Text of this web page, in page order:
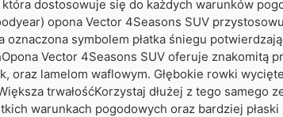
dostosowuje się do każdych warunków
opona Vector 4Seasons SUV
symbolem płatka śniegu
Vector 4Seasons SUV oferuje znakomitą
lamelom waflowym. Głębokie rowki
trwałośćKorzystaj dłużej z tego samego
warunkach pogodowych oraz bardziej